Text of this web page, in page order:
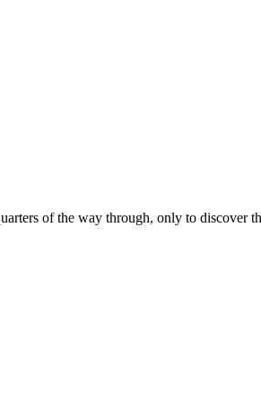
of the way through, only to discover